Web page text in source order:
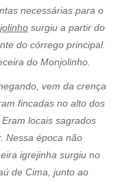
necessárias para o
surgiu a partir do
do córrego principal.
do Monjolinho.
vem da crença
fincadas no alto dos
locais sagrados
Nessa época não
igrejinha surgiu no
de Cima, junto ao